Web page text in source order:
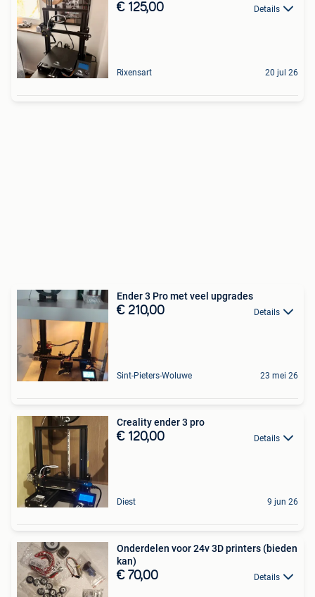
€ 125,00 Details
Rixensart 20 jul 26
Ender 3 Pro met veel upgrades
€ 210,00 Details
Sint-Pieters-Woluwe 23 mei 26
Creality ender 3 pro
€ 120,00 Details
Diest 9 jun 26
Onderdelen voor 24v 3D printers (bieden
kan)
€ 70,00 Details